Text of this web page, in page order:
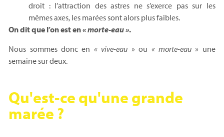
droit : l’attraction des astres ne s’exerce pas sur les
mêmes axes, les marées sont alors plus faibles.
On dit que l’on est en« morte-eau ».
Nous sommes donc en « vive-eau » ou « morte-eau » une
semaine sur deux.
Qu'est-ce qu'une grande
marée ?